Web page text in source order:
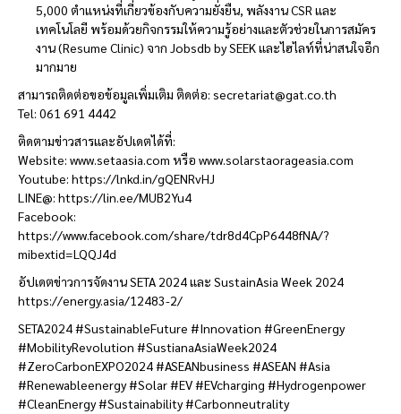
5,000 ตำแหน่งที่เกี่ยวข้องกับความยั่งยืน, พลังงาน CSR และ
เทคโนโลยี พร้อมด้วยกิจกรรมให้ความรู้อย่างและตัวช่วยในการสมัคร
งาน (Resume Clinic) จาก Jobsdb by SEEK และไฮไลท์ที่น่าสนใจอีก
มากมาย
สามารถติดต่อขอข้อมูลเพิ่มเติม ติดต่อ: secretariat@gat.co.th
Tel: 061 691 4442
ติดตามข่าวสารและอัปเดตได้ที่:
Website: www.setaasia.com หรือ www.solarstaorageasia.com
Youtube: https://lnkd.in/gQENRvHJ
LINE@: https://lin.ee/MUB2Yu4
Facebook:
https://www.facebook.com/share/tdr8d4CpP6448fNA/?
mibextid=LQQJ4d
อัปเดตข่าวการจัดงาน SETA 2024 และ SustainAsia Week 2024
https://energy.asia/12483-2/
SETA2024 #SustainableFuture #Innovation #GreenEnergy
#MobilityRevolution #SustianaAsiaWeek2024
#ZeroCarbonEXPO2024 #ASEANbusiness #ASEAN #Asia
#Renewableenergy #Solar #EV #EVcharging #Hydrogenpower
#CleanEnergy #Sustainability #Carbonneutrality